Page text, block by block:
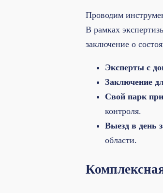
Проводим
В рамках
заключение о
Эксперты с
Заключение
Свой парк
контроля.
Выезд в день
области.